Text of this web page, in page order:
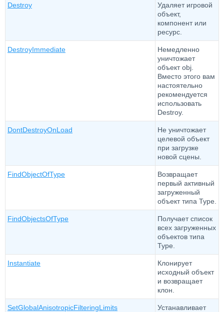
Destroy
Удаляет игровой
объект,
компонент или
ресурс.
DestroyImmediate
Немедленно
уничтожает
объект obj.
Вместо этого вам
настоятельно
рекомендуется
использовать
Destroy.
DontDestroyOnLoad
Не уничтожает
целевой объект
при загрузке
новой сцены.
FindObjectOfType
Возвращает
первый активный
загруженный
объект типа Type.
FindObjectsOfType
Получает список
всех загруженных
объектов типа
Type.
Instantiate
Клонирует
исходный объект
и возвращает
клон.
SetGlobalAnisotropicFilteringLimits
Устанавливает